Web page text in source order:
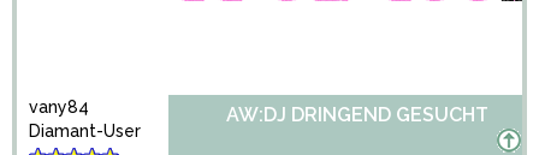
vany84
Diamant-User
AW:DJ DRINGEND GESUCHT